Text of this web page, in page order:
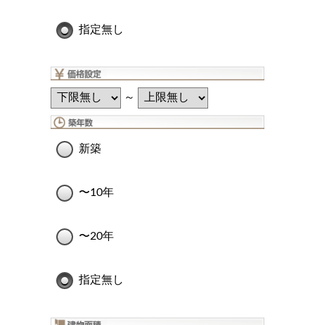
指定無し
～
新築
〜10年
〜20年
指定無し